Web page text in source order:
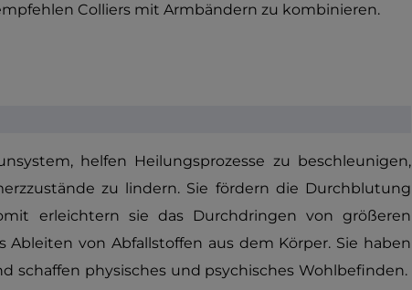
Colliers mit Armbändern zu kombinieren.
helfen Heilungsprozesse zu beschleunigen,
zu lindern. Sie fördern die Durchblutung
erleichtern sie das Durchdringen von größeren
von Abfallstoffen aus dem Körper. Sie haben
physisches und psychisches Wohlbefinden.